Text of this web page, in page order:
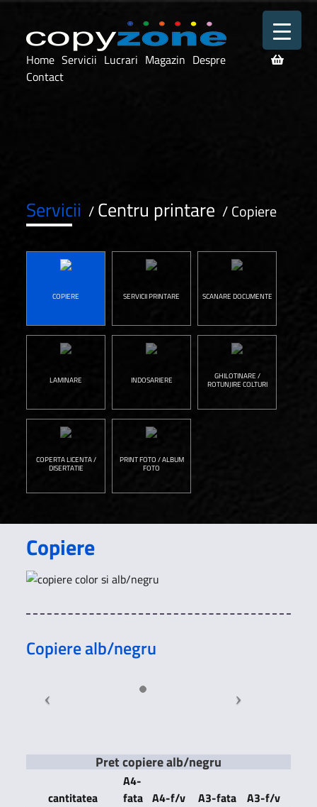
Home Servicii Lucrari Magazin Despre
Contact
Servicii /Centru printare /Copiere
COPIERE SERVICII PRINTARE SCANARE DOCUMENTE
LAMINARE INDOSARIERE
GHILOTINARE /
ROTUNJIRE COLTURI
COPERTA LICENTA /
DISERTATIE
PRINT FOTO / ALBUM
FOTO
Copiere
Copiere alb/negru
Pret copiere alb/negru
cantitatea
A4-
fata A4-f/v A3-fata
A3-f/v